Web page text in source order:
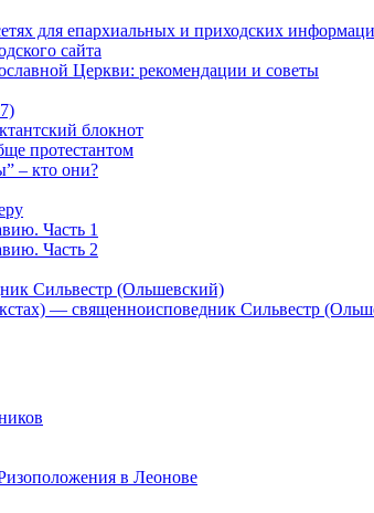
для епархиальных и приходских
сайта
Церкви: рекомендации и советы
блокнот
протестантом
– кто они?
Часть 1
Часть 2
Сильвестр (Ольшевский)
— священноисповедник Сильвестр
в Леонове